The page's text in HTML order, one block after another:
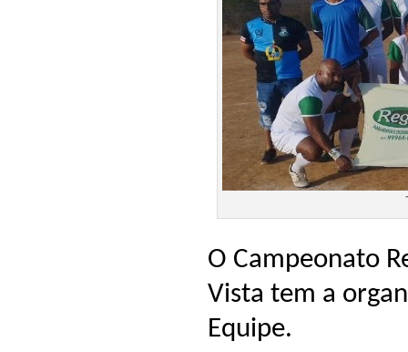
O Campeonato
Vista tem a
Equipe.